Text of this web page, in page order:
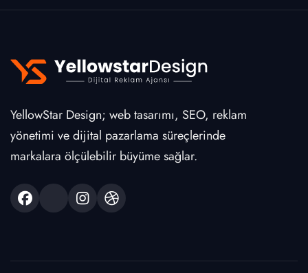
YellowStar Design; web tasarımı, SEO, reklam
yönetimi ve dijital pazarlama süreçlerinde
markalara ölçülebilir büyüme sağlar.